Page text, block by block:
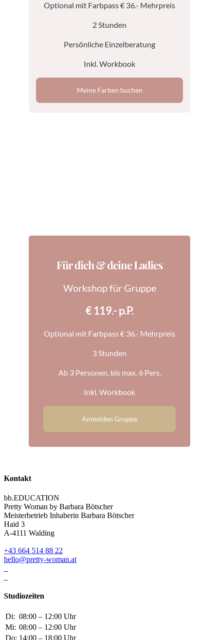
Optional mit Farbpass € 36.- Mehrpreis
2 Stunden
Persönliche Einzelberatung
Inkl. Workbook
Meine Farben buchen
Für dich & deine Ladies
Workshop für Gruppe
€ 119.- p.P.
Optional mit Farbpass € 36.- Mehrpreis
3 Stunden
Ab 3 Personen, bis max. 6 Pers.
Inkl. Workbook
Anmelden Gruppe
Kontakt
bb.EDUCATION
Pretty Woman by Barbara Bötscher
Meisterbetrieb Inhaberin Barbara Bötscher
Haid 3
A-4111 Walding
+43 664 514 88 22
hello@pretty-woman.at
Studiozeiten
Di: 08:00 – 12:00 Uhr
Mi: 08:00 – 12:00 Uhr
Do: 14:00 – 18:00 Uhr